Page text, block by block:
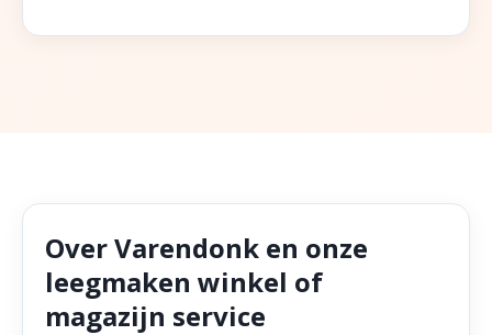
Over Varendonk en onze
leegmaken winkel of
magazijn service